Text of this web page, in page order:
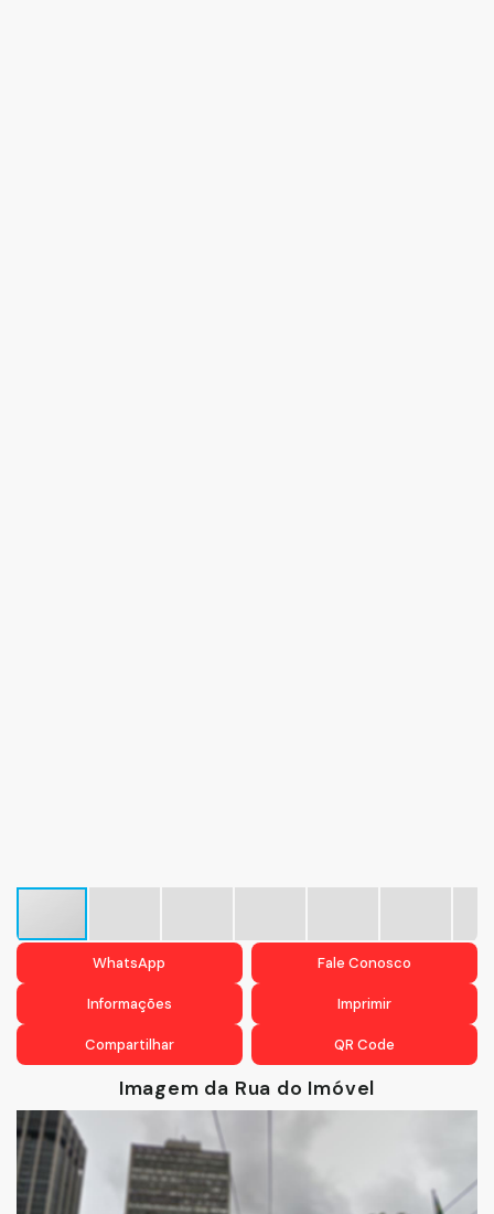
WhatsApp Fale Conosco
Informações Imprimir
Compartilhar QR Code
Imagem da Rua do Imóvel